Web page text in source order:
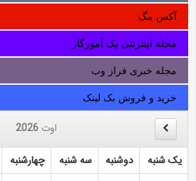
آکس مگ
مجله اینترنتی یک آموزگار
مجله خبری فراز وب
خرید و فروش بک لینک
اوت 2026
یک شنبه دوشنبه سه شنبه چهارشنبه